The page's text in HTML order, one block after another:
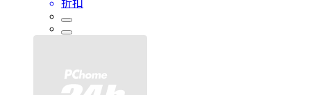
折扣